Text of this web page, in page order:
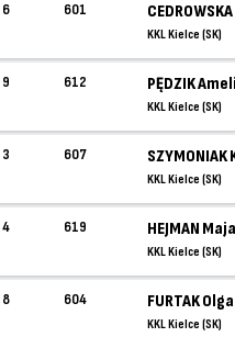
6 601
KKL Kielce (SK)
9 612 PĘDZIK
KKL Kielce (SK)
3 607 SZYMONIAK
KKL Kielce (SK)
4 619 HEJMAN
KKL Kielce (SK)
8 604 FURTAK
KKL Kielce (SK)